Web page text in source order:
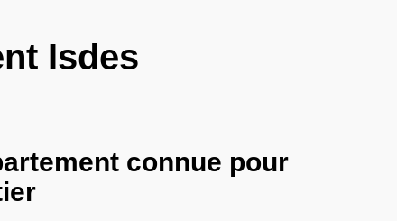
Isdes
connue pour